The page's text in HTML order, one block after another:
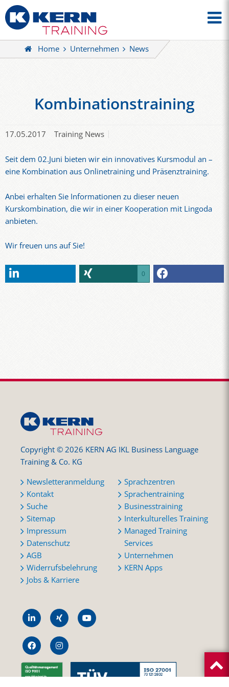
Home Unternehmen News
Kombinationstraining
17.05.2017 Training News
Seit dem 02.Juni bieten wir ein innovatives Kursmodul an –
eine Kombination aus Onlinetraining und Präsenztraining.
Anbei erhalten Sie Informationen zu dieser neuen
Kurskombination, die wir in einer Kooperation mit Lingoda
anbieten.
Wir freuen uns auf Sie!
0
Copyright © 2026 KERN AG IKL Business Language
Training & Co. KG
Newsletteranmeldung
Kontakt
Suche
Sitemap
Impressum
Datenschutz
AGB
Widerrufsbelehrung
Jobs & Karriere
Sprachzentren
Sprachentraining
Businesstraining
Interkulturelles Training
Managed Training
Services
Unternehmen
KERN Apps